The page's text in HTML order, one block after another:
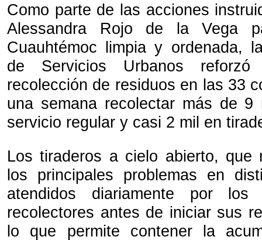
Como parte de las acciones
Alessandra Rojo de la Vega
Cuauhtémoc limpia y ordenada,
de Servicios Urbanos
recolección de residuos en las 33
una semana recolectar más de
servicio regular y casi 2 mil en
Los tiraderos a cielo abierto, que
los principales problemas en
atendidos diariamente por los
recolectores antes de iniciar sus
lo que permite contener la